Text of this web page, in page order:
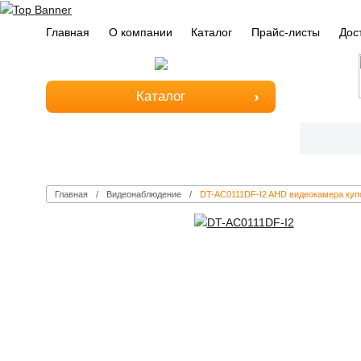
Главная О компании Каталог Прайс-листы
Каталог
Главная Видеонаблюдение DT-AC0111DF-I2 AHD видеокамера